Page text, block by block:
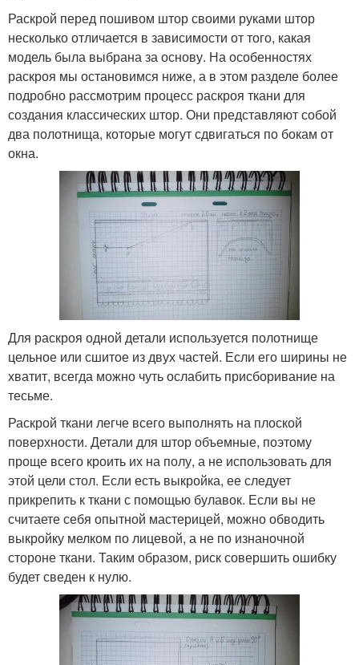
Раскрой перед пошивом штор своими руками штор
несколько отличается в зависимости от того, какая
модель была выбрана за основу. На особенностях
раскроя мы остановимся ниже, а в этом разделе более
подробно рассмотрим процесс раскроя ткани для
создания классических штор. Они представляют собой
два полотнища, которые могут сдвигаться по бокам от
окна.
Для раскроя одной детали используется полотнище
цельное или сшитое из двух частей. Если его ширины не
хватит, всегда можно чуть ослабить присборивание на
тесьме.
Раскрой ткани легче всего выполнять на плоской
поверхности. Детали для штор объемные, поэтому
проще всего кроить их на полу, а не использовать для
этой цели стол. Если есть выкройка, ее следует
прикрепить к ткани с помощью булавок. Если вы не
считаете себя опытной мастерицей, можно обводить
выкройку мелком по лицевой, а не по изнаночной
стороне ткани. Таким образом, риск совершить ошибку
будет сведен к нулю.